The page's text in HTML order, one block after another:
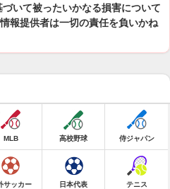
いて被ったいかなる損害について
報提供者は一切の責任を負いかね
MLB 高校野球 侍ジャパン
サッカー 日本代表 テニス